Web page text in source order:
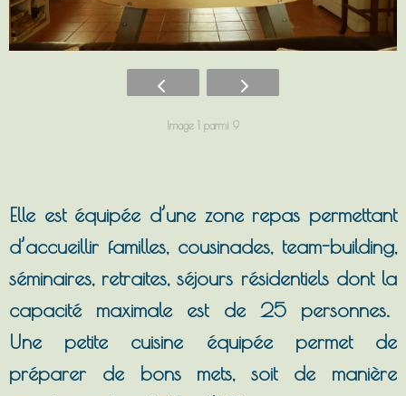
Image 1 parmi 9
Elle est équipée d’une zone repas permettant
d’accueillir familles, cousinades, team-building,
séminaires, retraites, séjours résidentiels dont la
capacité maximale est de 25 personnes.
Une petite cuisine équipée permet de
préparer de bons mets, soit de manière